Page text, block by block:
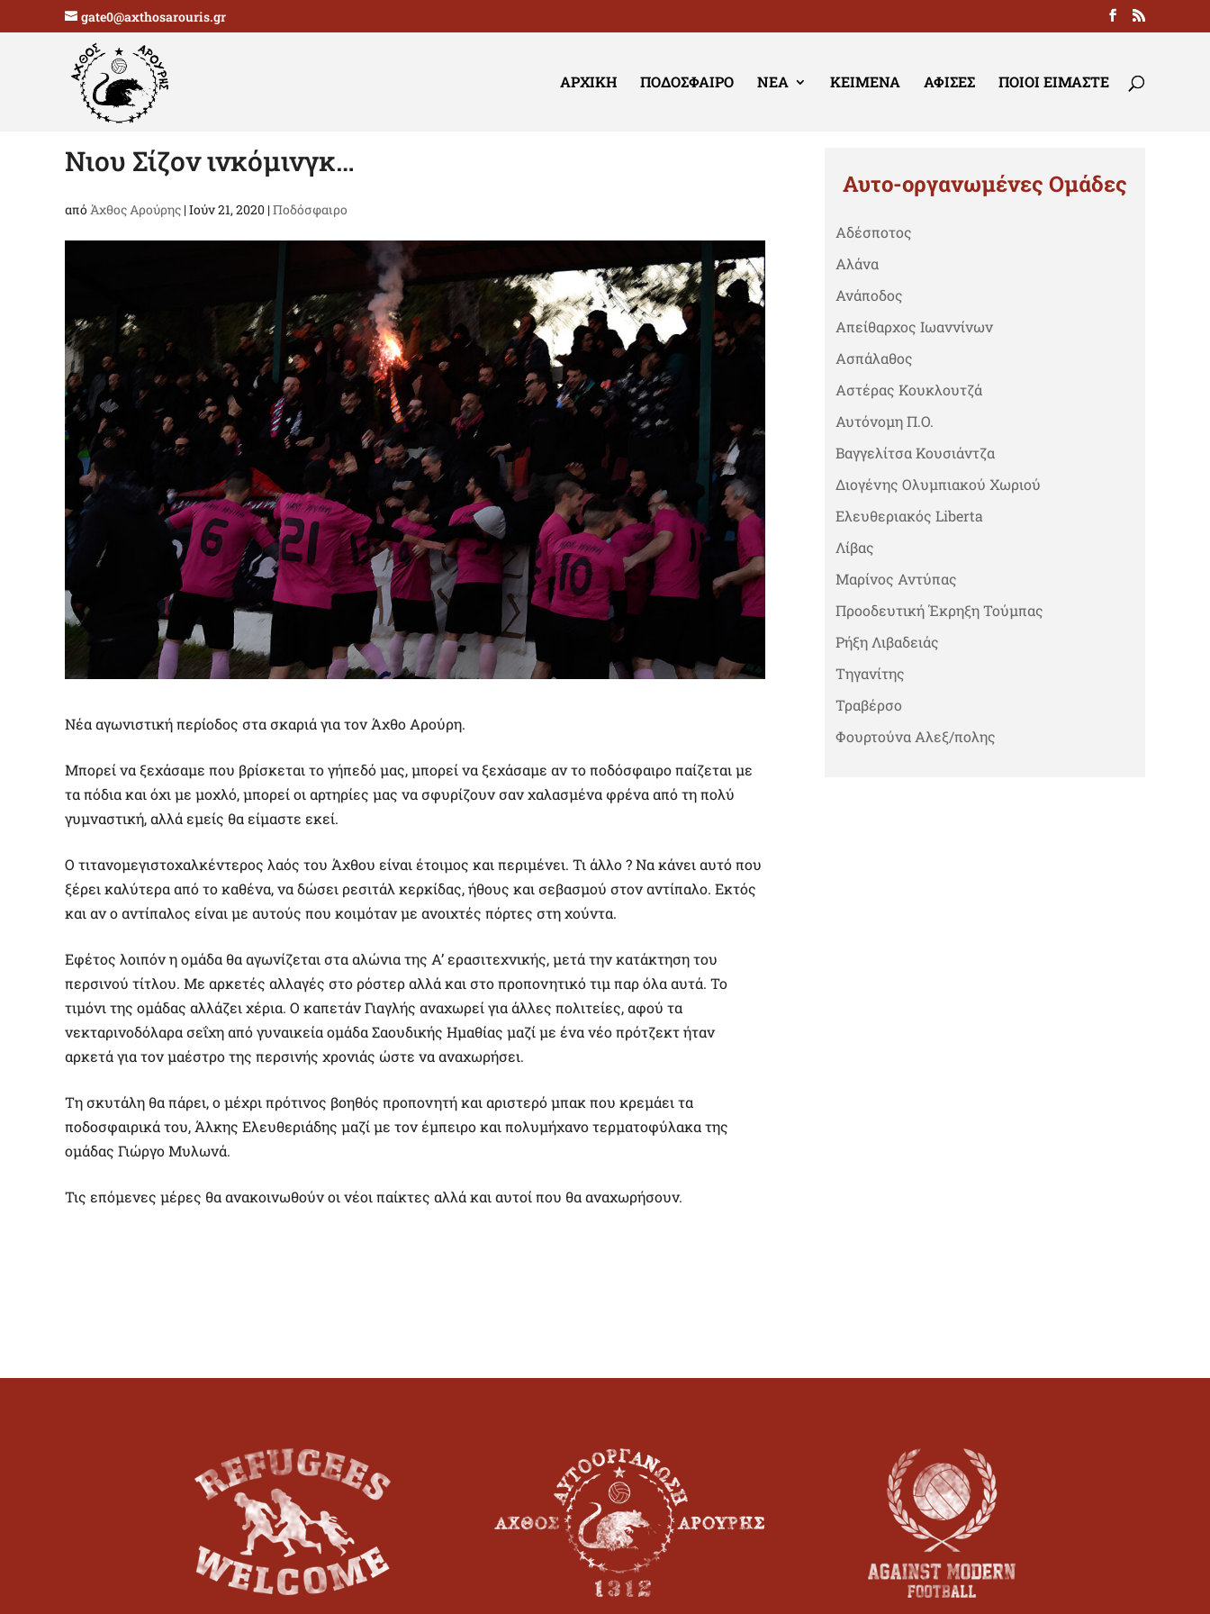
gate0@axthosarouris.gr
ΑΡΧΙΚΉ ΠΟΔΌΣΦΑΙΡΟ ΝΈΑ ΚΕΊΜΕΝΑ ΑΦΊΣΕΣ ΠΟΙΟΙ ΕΊΜΑΣΤΕ
Νιου Σίζον ινκόμινγκ…
απόΆχθος Αρούρης | Ιούν 21, 2020 | Ποδόσφαιρο
Νέα αγωνιστική περίοδος στα σκαριά για τον Άχθο Αρούρη.
Μπορεί να ξεχάσαμε που βρίσκεται το γήπεδό μας, μπορεί να ξεχάσαμε αν το ποδόσφαιρο παίζεται με
τα πόδια και όχι με μοχλό, μπορεί οι αρτηρίες μας να σφυρίζουν σαν χαλασμένα φρένα από τη πολύ
γυμναστική, αλλά εμείς θα είμαστε εκεί.
Ο τιτανομεγιστοχαλκέντερος λαός του Άχθου είναι έτοιμος και περιμένει. Τι άλλο ? Να κάνει αυτό που
ξέρει καλύτερα από το καθένα, να δώσει ρεσιτάλ κερκίδας, ήθους και σεβασμού στον αντίπαλο. Εκτός
και αν ο αντίπαλος είναι με αυτούς που κοιμόταν με ανοιχτές πόρτες στη χούντα.
Εφέτος λοιπόν η ομάδα θα αγωνίζεται στα αλώνια της Α’ ερασιτεχνικής, μετά την κατάκτηση του
περσινού τίτλου. Με αρκετές αλλαγές στο ρόστερ αλλά και στο προπονητικό τιμ παρ όλα αυτά. Το
τιμόνι της ομάδας αλλάζει χέρια. Ο καπετάν Γιαγλής αναχωρεί για άλλες πολιτείες, αφού τα
νεκταρινοδόλαρα σεΐχη από γυναικεία ομάδα Σαουδικής Ημαθίας μαζί με ένα νέο πρότζεκτ ήταν
αρκετά για τον μαέστρο της περσινής χρονιάς ώστε να αναχωρήσει.
Τη σκυτάλη θα πάρει, ο μέχρι πρότινος βοηθός προπονητή και αριστερό μπακ που κρεμάει τα
ποδοσφαιρικά του, Άλκης Ελευθεριάδης μαζί με τον έμπειρο και πολυμήχανο τερματοφύλακα της
ομάδας Γιώργο Μυλωνά.
Τις επόμενες μέρες θα ανακοινωθούν οι νέοι παίκτες αλλά και αυτοί που θα αναχωρήσουν.
Αυτο-οργανωμένες Ομάδες
Αδέσποτος
Αλάνα
Ανάποδος
Απείθαρχος Ιωαννίνων
Ασπάλαθος
Αστέρας Κουκλουτζά
Αυτόνομη Π.Ο.
Βαγγελίτσα Κουσιάντζα
Διογένης Ολυμπιακού Χωριού
Ελευθεριακός Liberta
Λίβας
Μαρίνος Αντύπας
Προοδευτική Έκρηξη Τούμπας
Ρήξη Λιβαδειάς
Τηγανίτης
Τραβέρσο
Φουρτούνα Αλεξ/πολης